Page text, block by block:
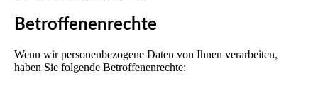
Betroffenenrechte
Wenn wir personenbezogene Daten von Ihnen verarbeiten,
haben Sie folgende Betroffenenrechte: